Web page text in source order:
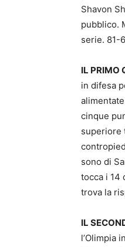
Shavon
pubblico.
serie. 81-
IL PRIMO
in difesa
cinque
superiore
sono di
tocca i 14
trova la
IL
l’Olimpia